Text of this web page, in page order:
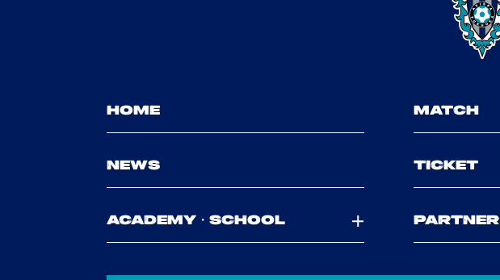
HOME MATCH
NEWS TICKET
ACADEMY・SCHOOL PARTNER